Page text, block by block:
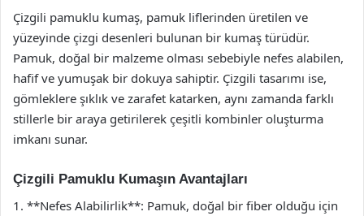
Çizgili pamuklu kumaş, pamuk liflerinden üretilen ve
yüzeyinde çizgi desenleri bulunan bir kumaş türüdür.
Pamuk, doğal bir malzeme olması sebebiyle nefes alabilen,
hafif ve yumuşak bir dokuya sahiptir. Çizgili tasarımı ise,
gömleklere şıklık ve zarafet katarken, aynı zamanda farklı
stillerle bir araya getirilerek çeşitli kombinler oluşturma
imkanı sunar.
Çizgili Pamuklu Kumaşın Avantajları
1. **Nefes Alabilirlik**: Pamuk, doğal bir fiber olduğu için